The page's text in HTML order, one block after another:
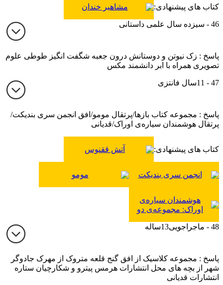
کتاب های پیشنهادی: مشاهیر خندان
46 - سیزده سال علمی داستانی
پاسخ : زک نیوتن و دوستانش درون جعبه شگفت انگیز طوطی علوم
تصویری همراه با ابر دانشمند مکس
47 - 11سال فانتزی
پاسخ : مجموعه کتاب بازها/پرتقال مومو/افق انجمن سری بندیکت/
پرتقال هوشمندان سیاره‌ی اوراک/قدیانی
کتاب های پیشنهادی: آتش ققنوس
انجمن سری بندیکت مومو
هوشمندان سیاره‌ی
اوراک: مجموعه‌ی دو
48 - ماجراجویی13ساله
پاسخ : مجموعه کلاسیک از افق گنج قلعه متروک از مهرک جادوگر
شهر از بچه های محل انتشارات هرمس پیترو و شکارچیان ستاره
انتشارات قدیانی